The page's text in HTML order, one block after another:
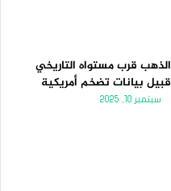
الذهب قرب مستواه التاريخي
قبيل بيانات تضخم أمريكية
سبتمبر 10, 2025